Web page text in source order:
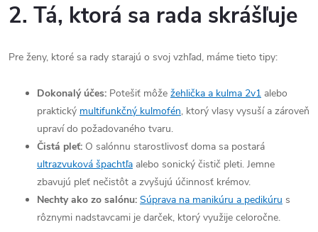
2. Tá, ktorá sa rada skrášľuje
Pre ženy, ktoré sa rady starajú o svoj vzhľad, máme tieto tipy:
Dokonalý účes: Potešiť môže žehlička a kulma 2v1 alebo
praktický multifunkčný kulmofén, ktorý vlasy vysuší a zároveň
upraví do požadovaného tvaru.
Čistá pleť: O salónnu starostlivosť doma sa postará
ultrazvuková špachtľa alebo sonický čistič pleti. Jemne
zbavujú pleť nečistôt a zvyšujú účinnosť krémov.
Nechty ako zo salónu: Súprava na manikúru a pedikúru s
rôznymi nadstavcami je darček, ktorý využije celoročne.